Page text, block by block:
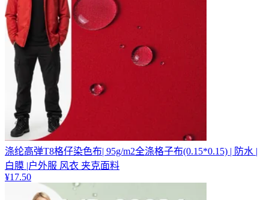
涤纶高弹T8格仔染色布| 95g/m2全涤格子布(0.15*0.15) | 防水 |
白膜 |户外服 风衣 夹克面料
¥17.50